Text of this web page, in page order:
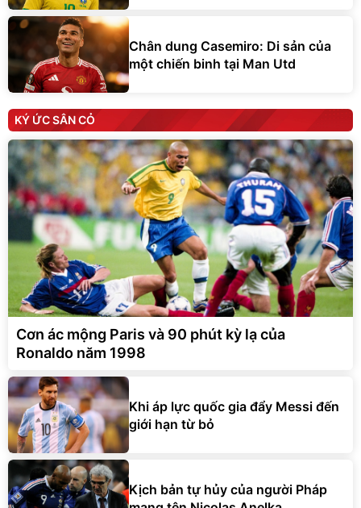
Chân dung Casemiro: Di sản của
một chiến binh tại Man Utd
KÝ ỨC SÂN CỎ
Cơn ác mộng Paris và 90 phút kỳ lạ của
Ronaldo năm 1998
Khi áp lực quốc gia đẩy Messi đến
giới hạn từ bỏ
Kịch bản tự hủy của người Pháp